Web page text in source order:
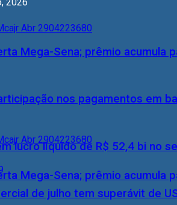
Mega-Sena; prêmio acumula
Mega-Sena; prêmio acumula
nos pagamentos em
lucro líquido de R$ 52,4 bi no
de julho tem superávit de